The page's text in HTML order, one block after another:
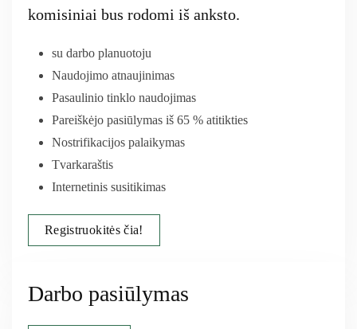
komisiniai bus rodomi iš anksto.
su darbo planuotoju
Naudojimo atnaujinimas
Pasaulinio tinklo naudojimas
Pareiškėjo pasiūlymas iš 65 % atitikties
Nostrifikacijos palaikymas
Tvarkaraštis
Internetinis susitikimas
Registruokitės čia!
Darbo pasiūlymas